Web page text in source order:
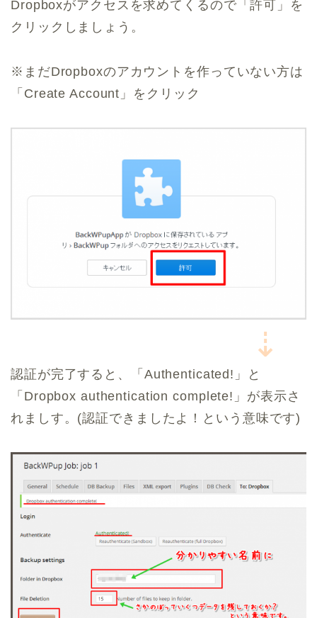
Dropboxがアクセスを求めてくるので「許可」を
クリックしましょう。
※まだDropboxのアカウントを作っていない方は
「Create Account」をクリック
⇣
認証が完了すると、「Authenticated!」と
「Dropbox authentication complete!」が表示さ
れましす。(認証できましたよ！という意味です)